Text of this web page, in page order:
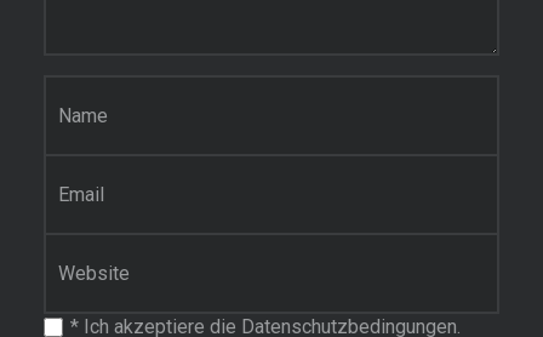
*Ich akzeptiere die Datenschutzbedingungen.